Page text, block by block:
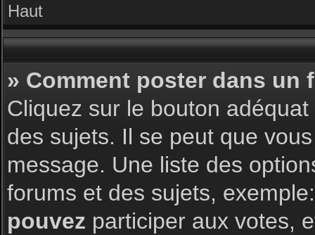
Haut
» Comment poster dans un
Cliquez sur le bouton
des sujets. Il se peut que
message. Une liste des
forums et des sujets,
pouvez participer aux votes,